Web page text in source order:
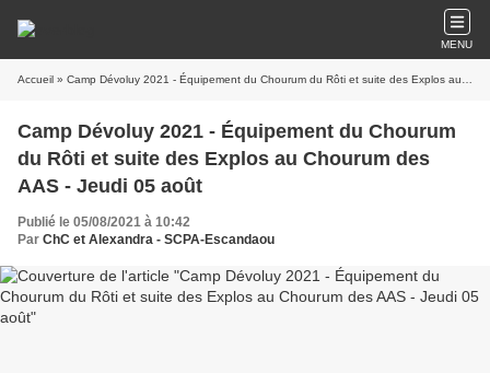
MENU
Accueil » Camp Dévoluy 2021 - Équipement du Chourum du Rôti et suite des Explos au Chourum des AAS - Jeudi 05 août
Camp Dévoluy 2021 - Équipement du Chourum
du Rôti et suite des Explos au Chourum des
AAS - Jeudi 05 août
Publié le 05/08/2021 à 10:42
Par ChC et Alexandra - SCPA-Escandaou